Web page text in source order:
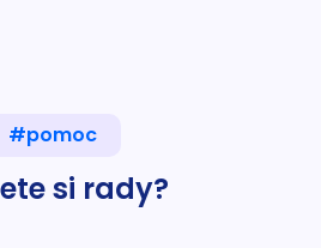
#pomoc
si rady?